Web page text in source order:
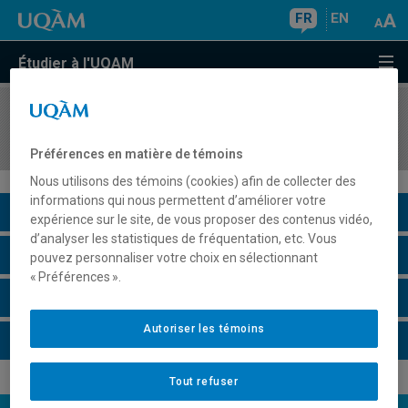
FR EN
Étudier à l'UQAM
COURS//
Description du cours
Horaire - Été 2026
Préférences en matière de témoins
Nous utilisons des témoins (cookies) afin de collecter des
informations qui nous permettent d’améliorer votre
expérience sur le site, de vous proposer des contenus vidéo,
d’analyser les statistiques de fréquentation, etc. Vous
pouvez personnaliser votre choix en sélectionnant
« Préférences ».
Tout refuser
Autoriser les témoins